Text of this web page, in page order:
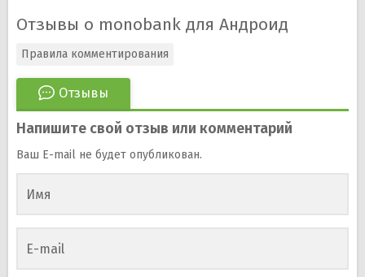
Отзывы о monobank для Андроид
Отзывы
Правила комментирования
Напишите свой отзыв или комментарий
Ваш E-mail не будет опубликован.
Имя
E-mail